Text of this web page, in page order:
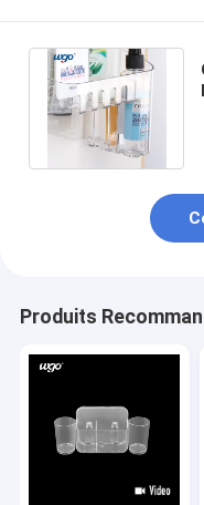
Produits